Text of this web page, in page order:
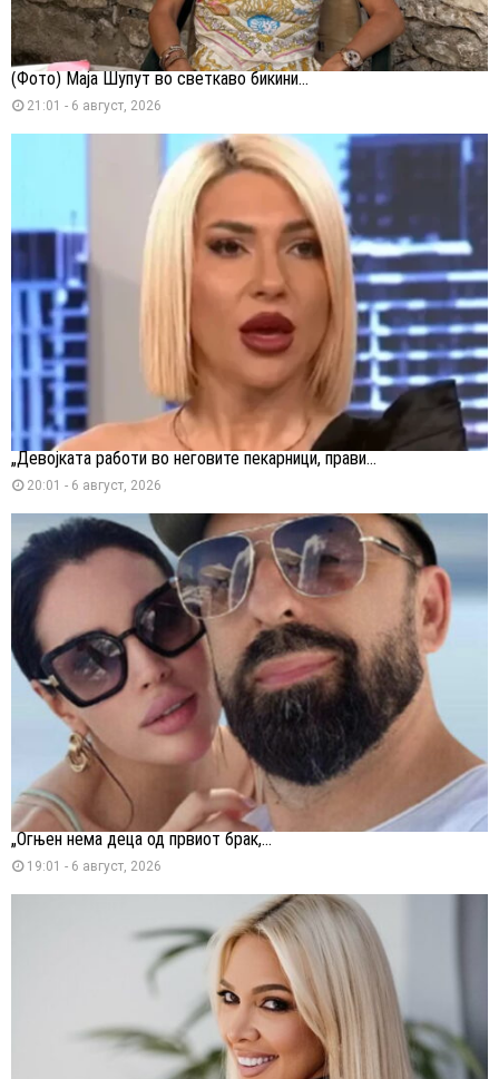
(Фото) Маја Шупут во светкаво бикини...
21:01 - 6 август, 2026
„Девојката работи во неговите пекарници, прави...
20:01 - 6 август, 2026
„Огњен нема деца од првиот брак,...
19:01 - 6 август, 2026